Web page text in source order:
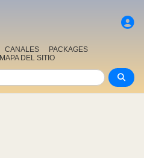
CANALES
PACKAGES
MAPA DEL SITIO